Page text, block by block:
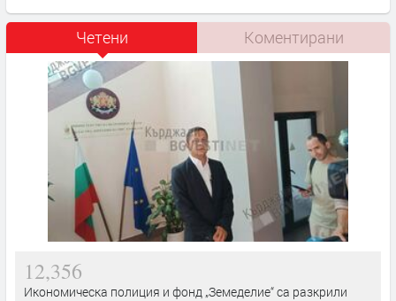
Четени Коментирани
12,356
Икономическа полиция и фонд „Земеделие“ са разкрили